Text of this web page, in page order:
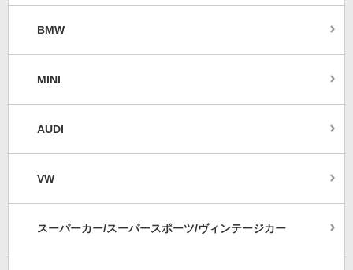
BMW
MINI
AUDI
VW
スーパーカー/スーパースポーツ/ヴィンテージカー